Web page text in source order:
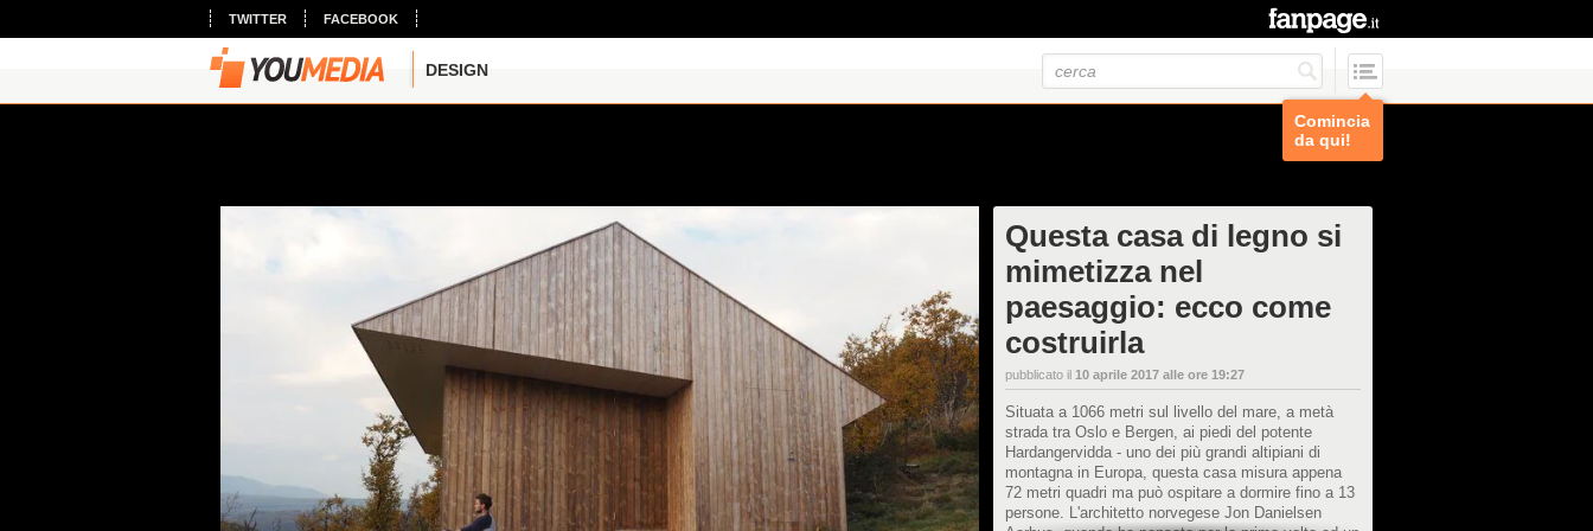
TWITTER FACEBOOK
DESIGN
Comincia
da qui!
Questa casa di legno si
mimetizza nel
paesaggio: ecco come
costruirla
pubblicato il 10 aprile 2017 alle ore 19:27
Situata a 1066 metri sul livello del mare, a metà
strada tra Oslo e Bergen, ai piedi del potente
Hardangervidda - uno dei più grandi altipiani di
montagna in Europa, questa casa misura appena
72 metri quadri ma può ospitare a dormire fino a 13
persone. L'architetto norvegese Jon Danielsen